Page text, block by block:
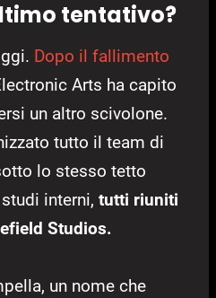
tentativo?
Dopo il fallimento
Arts ha capito
un altro scivolone.
tutto il team di
lo stesso tetto
interni, tutti riuniti
Studios.
un nome che